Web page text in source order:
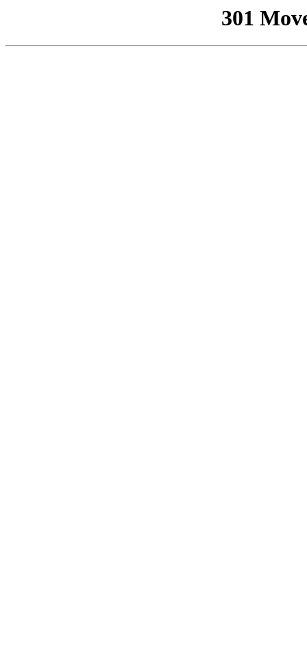
301